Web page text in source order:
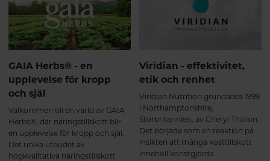
Healings rykte som en pionjär
inom hälsa och välbefinnande.
GAIA Herbs® - en
upplevelse för kropp
och själ
Välkommen till en värld av GAIA
Herbs®, där näringstillskott blir
en upplevelse för kropp och själ.
Det unika utbudet av
högkvalitativa näringstillskott
Viridian - effektivitet,
etik och renhet
Viridian Nutrition grundades 1999
i Northamptonshire,
Storbritannien, av Cheryl Thallon.
Det började som en reaktion på
insikten att många kosttillskott
innehöll konstgjorda